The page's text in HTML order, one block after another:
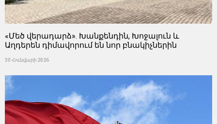
«Մեծ վերադարձ». Խանքենդին, Խոջալուն և
Աղդերեն դիմավորում են նոր բնակիչներին
30 Հունվարի 2026